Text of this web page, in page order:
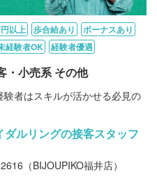
以上 歩合給あり
ボーナスあり
経験者OK 経験者優遇
・小売系 その他
者はスキルが活かせる必見の
ルリングの接客スタッフ
（BIJOUPIKO福井店）